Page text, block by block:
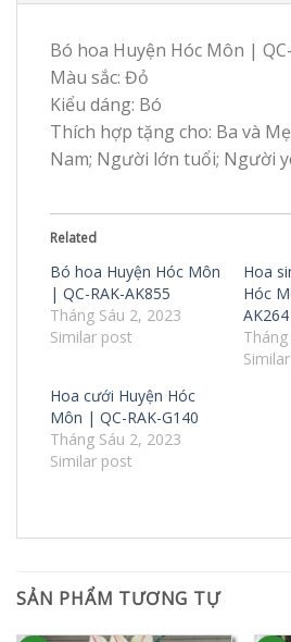
Bó hoa Huyện Hóc Môn |
Màu sắc: Đỏ
Kiểu dáng: Bó
Thích hợp tặng cho: Ba và
Nam; Người lớn tuổi; Người
Related
Bó hoa Huyện Hóc Môn
| QC-RAK-AK855
Tháng Sáu 2, 2023
Similar post
Hoa
Hóc
AK264
Hoa cưới Huyện Hóc
Môn | QC-RAK-G140
Tháng Sáu 2, 2023
Similar post
SẢN PHẨM TƯƠNG TỰ